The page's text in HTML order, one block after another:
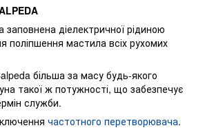
діелектричної рідиною
поліпшення мастила всіх рухомих
більша за масу будь-якого
такої ж потужності, що забезпечує
служби.
частотного перетворювача.